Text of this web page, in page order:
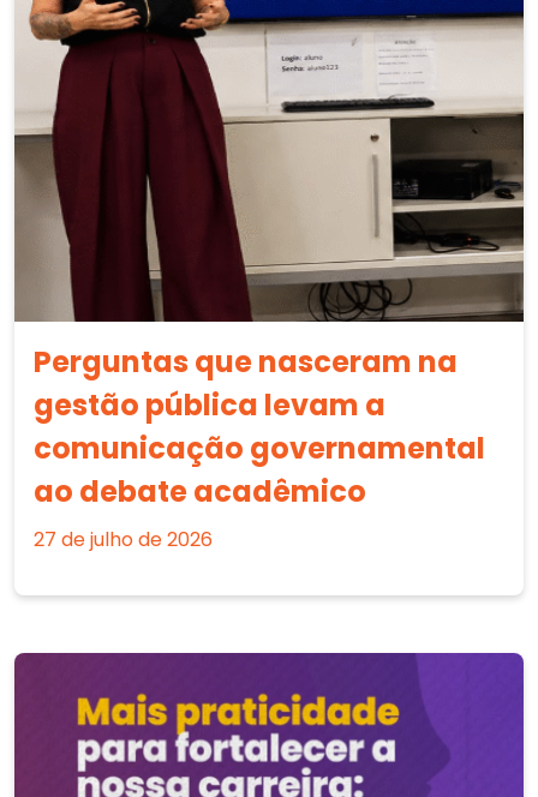
Perguntas que nasceram na
gestão pública levam a
comunicação governamental
ao debate acadêmico
27 de julho de 2026